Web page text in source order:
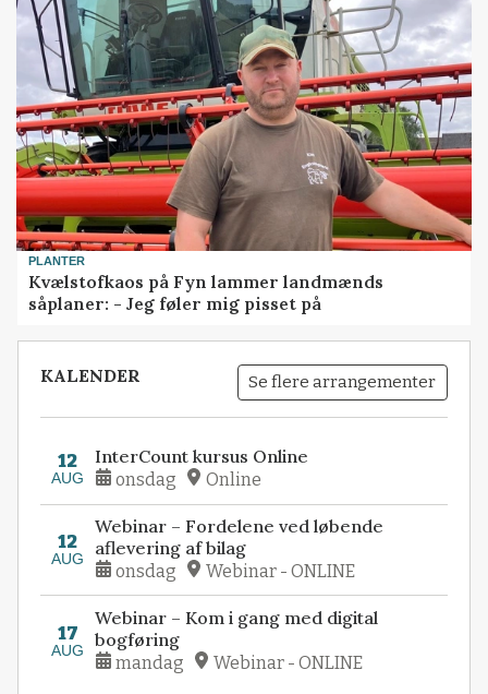
PLANTER
Kvælstofkaos på Fyn lammer landmænds
såplaner: - Jeg føler mig pisset på
KALENDER Se flere arrangementer
12
AUG
InterCount kursus Online
onsdag Online
12
AUG
Webinar – Fordelene ved løbende
aflevering af bilag
onsdag Webinar - ONLINE
17
AUG
Webinar – Kom i gang med digital
bogføring
mandag Webinar - ONLINE